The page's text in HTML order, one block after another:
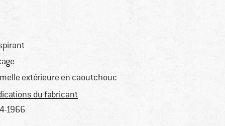
extérieure en caoutchouc
du fabricant
1966